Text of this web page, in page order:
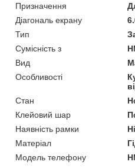
Призначення
Діагональ екрану
Тип
Сумісність з
Вид
Особливості
Стан
Клейовий шар
Наявність рамки
Ні
Матеріал
Модель телефону